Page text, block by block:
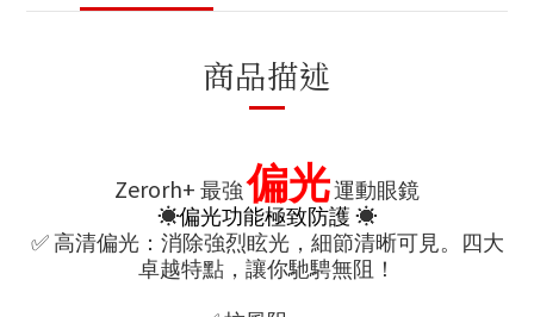
商品描述
Zerorh+ 最強 偏光運動眼鏡
☀偏光功能極致防護 ☀
✅ 高清偏光：消除強烈眩光，細節清晰可見。四大
卓越特點，讓你馳騁無阻！